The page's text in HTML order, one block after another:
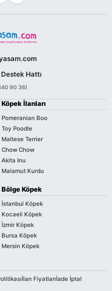
Hattı
90 36)
Köpek İlanları
Pomeranian Boo
Toy Poodle
Maltese Terrier
Chow Chow
Akita Inu
Malamut Kurdu
Bölge Köpek
İstanbul Köpek
Kocaeli Köpek
İzmir Köpek
Bursa Köpek
Mersin Köpek
İlan Fiyatlarıİade İptal